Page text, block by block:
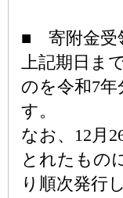
■ 寄附金受
上記期日ま
のを令和7年
す。
なお、12月
とれたもの
り順次発行